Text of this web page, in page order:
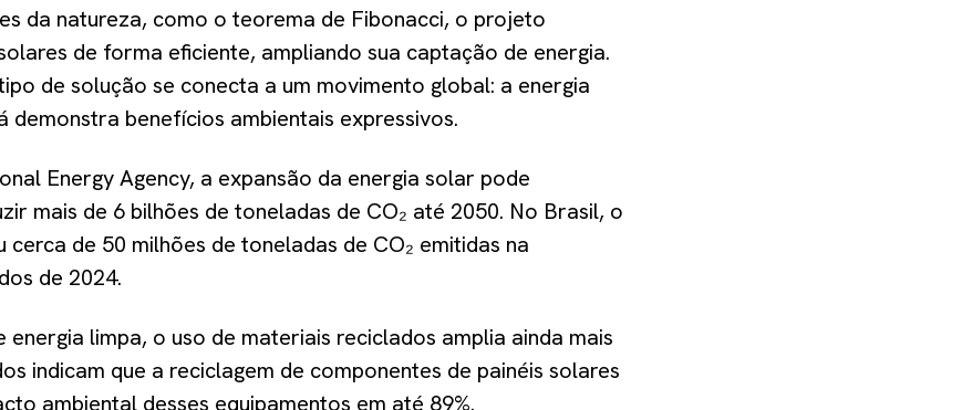
da natureza, como o teorema de Fibonacci, o projeto
de forma eficiente, ampliando sua captação de energia.
de solução se conecta a um movimento global: a energia
benefícios ambientais expressivos.
Energy Agency, a expansão da energia solar pode
mais de 6 bilhões de toneladas de CO₂ até 2050. No Brasil, o
de 50 milhões de toneladas de CO₂ emitidas na
de 2024.
energia limpa, o uso de materiais reciclados amplia ainda mais
indicam que a reciclagem de componentes de painéis solares
ambiental desses equipamentos em até 89%.